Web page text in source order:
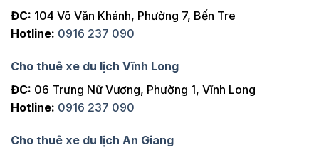
ĐC: 104 Võ Văn Khánh, Phường 7, Bến Tre
Hotline: 0916 237 090
Cho thuê xe du lịch Vĩnh Long
ĐC: 06 Trưng Nữ Vương, Phường 1, Vĩnh Long
Hotline: 0916 237 090
Cho thuê xe du lịch An Giang